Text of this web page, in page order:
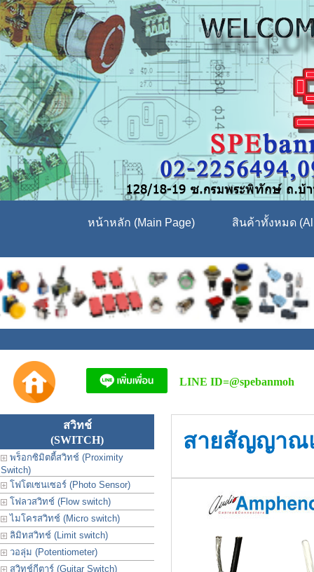
หน้าหลัก (Main Page) สินค้าทั้งหมด
LINE ID=@spebanmoh
สวิทช์
(SWITCH)
พร็อกซิมิตตี้สวิทช์ (Proximity
Switch)
โฟโตเซนเซอร์ (Photo Sensor)
โฟลวสวิทช์ (Flow switch)
ไมโครสวิทช์ (Micro switch)
ลิมิทสวิทช์ (Limit switch)
วอลุ่ม (Potentiometer)
สวิทช์กีตาร์ (Guitar Switch)
สายสัญญาณ